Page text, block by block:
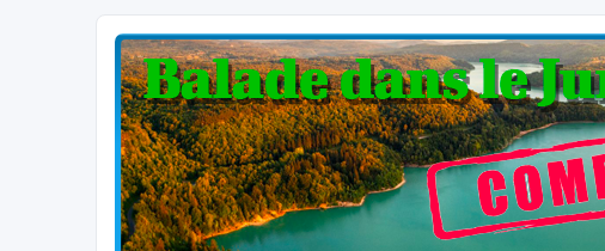
Clio V6 Passion
Le site français des passionnés de Clio V6